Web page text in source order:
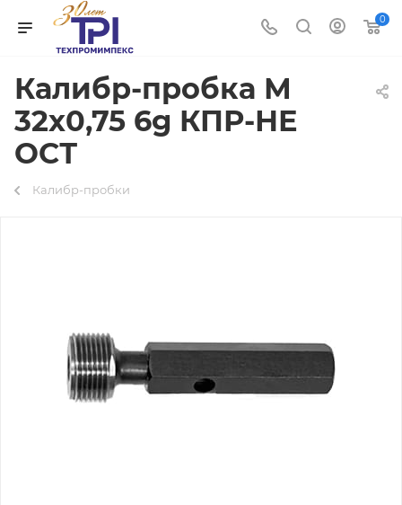
0
Калибр-пробка М
32х0,75 6g КПР-НЕ
ОСТ
Калибр-пробки